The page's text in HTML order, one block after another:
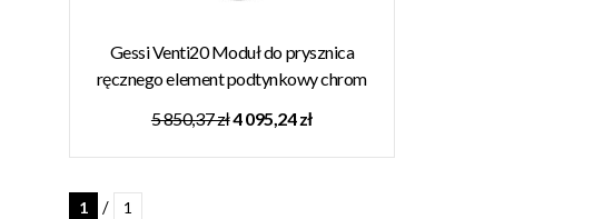
Gessi Venti20 Moduł do prysznica
ręcznego element podtynkowy chrom
5 850,37 zł4 095,24 zł
1 / 1